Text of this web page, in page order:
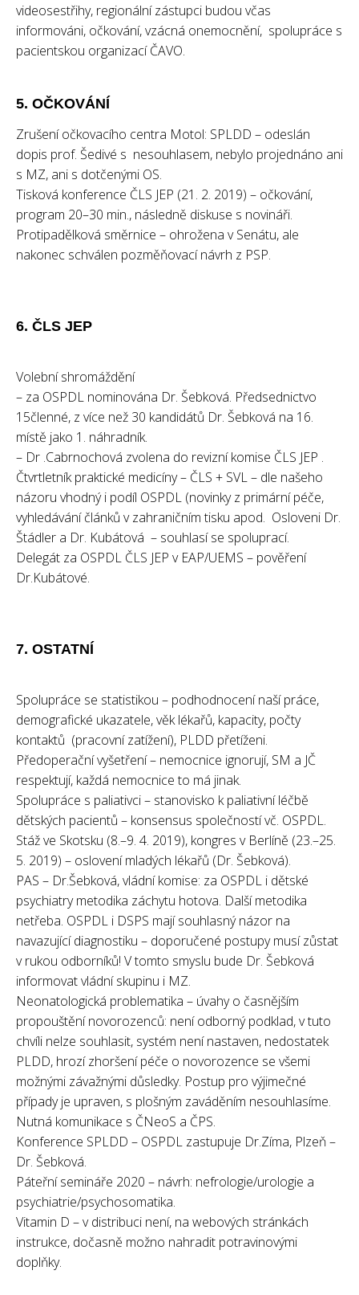
videosestřihy, regionální zástupci budou včas
informováni, očkování, vzácná onemocnění, spolupráce s
pacientskou organizací ČAVO.
5. OČKOVÁNÍ
Zrušení očkovacího centra Motol: SPLDD – odeslán
dopis prof. Šedivé s nesouhlasem, nebylo projednáno ani
s MZ, ani s dotčenými OS.
Tisková konference ČLS JEP (21. 2. 2019) – očkování,
program 20–30 min., následně diskuse s novináři.
Protipadělková směrnice – ohrožena v Senátu, ale
nakonec schválen pozměňovací návrh z PSP.
6. ČLS JEP
Volební shromáždění
– za OSPDL nominována Dr. Šebková. Předsednictvo
15členné, z více než 30 kandidátů Dr. Šebková na 16.
místě jako 1. náhradník.
– Dr .Cabrnochová zvolena do revizní komise ČLS JEP .
Čtvrtletník praktické medicíny – ČLS + SVL – dle našeho
názoru vhodný i podíl OSPDL (novinky z primární péče,
vyhledávání článků v zahraničním tisku apod. Osloveni Dr.
Štádler a Dr. Kubátová – souhlasí se spoluprací.
Delegát za OSPDL ČLS JEP v EAP/UEMS – pověření
Dr.Kubátové.
7. OSTATNÍ
Spolupráce se statistikou – podhodnocení naší práce,
demografické ukazatele, věk lékařů, kapacity, počty
kontaktů (pracovní zatížení), PLDD přetíženi.
Předoperační vyšetření – nemocnice ignorují, SM a JČ
respektují, každá nemocnice to má jinak.
Spolupráce s paliativci – stanovisko k paliativní léčbě
dětských pacientů – konsensus společností vč. OSPDL.
Stáž ve Skotsku (8.–9. 4. 2019), kongres v Berlíně (23.–25.
5. 2019) – oslovení mladých lékařů (Dr. Šebková).
PAS – Dr.Šebková, vládní komise: za OSPDL i dětské
psychiatry metodika záchytu hotova. Další metodika
netřeba. OSPDL i DSPS mají souhlasný názor na
navazující diagnostiku – doporučené postupy musí zůstat
v rukou odborníků! V tomto smyslu bude Dr. Šebková
informovat vládní skupinu i MZ.
Neonatologická problematika – úvahy o časnějším
propouštění novorozenců: není odborný podklad, v tuto
chvíli nelze souhlasit, systém není nastaven, nedostatek
PLDD, hrozí zhoršení péče o novorozence se všemi
možnými závažnými důsledky. Postup pro výjimečné
případy je upraven, s plošným zaváděním nesouhlasíme.
Nutná komunikace s ČNeoS a ČPS.
Konference SPLDD – OSPDL zastupuje Dr.Zíma, Plzeň –
Dr. Šebková.
Páteřní semináře 2020 – návrh: nefrologie/urologie a
psychiatrie/psychosomatika.
Vitamin D – v distribuci není, na webových stránkách
instrukce, dočasně možno nahradit potravinovými
doplňky.